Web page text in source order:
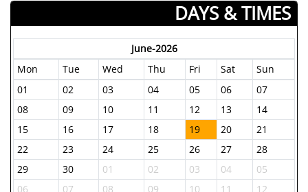
DAYS & TIMES
June-2026
Mon
Tue Wed Thu Fri Sat
Sun
01
02 03 04 05 06
07
08
09 10 11 12 13
14
15
16 17 18 19 20
21
22
23 24 25 26 27
28
29
30 01 02 03 04
05
06
07 08 09 10 11 12